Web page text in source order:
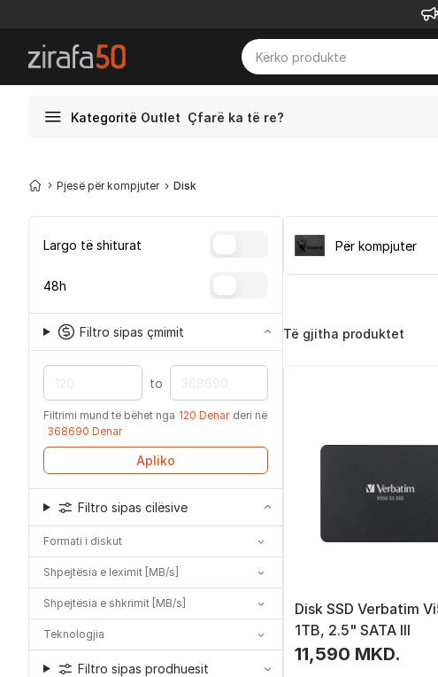
Kategoritë Outlet Çfarë ka të re?
Pjesë për kompjuter Disk
Largo të shiturat
48h
Filtro sipas çmimit
to
Filtrimi mund të bëhet nga 120 Denar deri në
368690 Denar
Apliko
Filtro sipas cilësive
Formati i diskut
Shpejtësia e leximit [MB/s]
Shpejtësia e shkrimit [MB/s]
Teknologjia
Filtro sipas prodhuesit
Për kompjuter
Të gjitha produktet
Disk SSD Verbatim
1TB, 2.5" SATA III
11,590 MKD.